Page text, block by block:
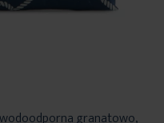
wodoodporna granatowo,